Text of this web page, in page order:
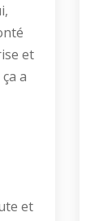
et
a
et